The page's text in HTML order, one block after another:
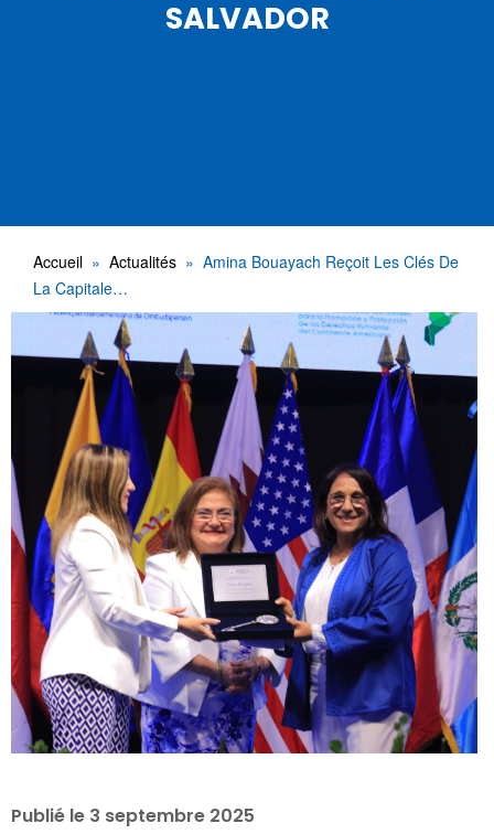
SALVADOR
Accueil Actualités
Amina Bouayach Reçoit Les Clés De
La Capitale…
Publié le 3 septembre 2025